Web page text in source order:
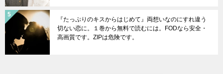
『たっぷりのキスからはじめて』両想いなのにすれ違う
切ない恋に。１巻から無料で読むには。FODなら安全・
高画質です。ZIPは危険です。